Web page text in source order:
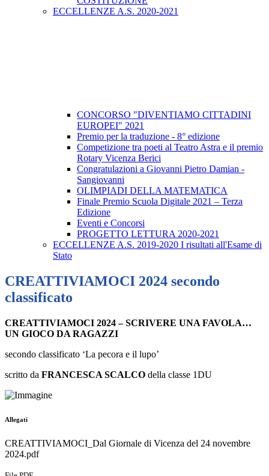
ECCELLENZE A.S. 2020-2021
CONCORSO "DIVENTIAMO CITTADINI
EUROPEI" 2021
Premio per la traduzione - 8° edizione
Competizione tra poeti al Teatro Astra e il premio
Rotary Vicenza Berici
Congratulazioni a Giovanni Pietro Damian -
Sangiovanni
OLIMPIADI DELLA MATEMATICA
Finale Premio Scuola Digitale 2021 – Terza
Edizione
Eventi e Concorsi
PROGETTO LETTURA 2020-2021
ECCELLENZE A.S. 2019-2020 I risultati all'Esame di
Stato
CREATTIVIAMOCI 2024 secondo
classificato
CREATTIVIAMOCI 2024– SCRIVERE UNA FAVOLA…
UN GIOCO DA RAGAZZI
secondo classificato ‘La pecora e il lupo’
scritto da FRANCESCA SCALCO della classe 1DU
Allegati
CREATTIVIAMOCI_Dal Giornale di Vicenza del 24 novembre
2024.pdf